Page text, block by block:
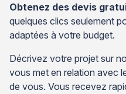
Obtenez des devis
quelques clics seulement
adaptées à votre budget.
Décrivez votre projet sur
vous met en relation avec
de vous. Vous recevez